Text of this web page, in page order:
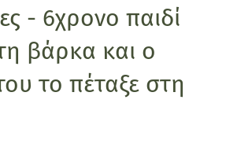
- 6χρονο παιδί
βάρκα και ο
το πέταξε στη